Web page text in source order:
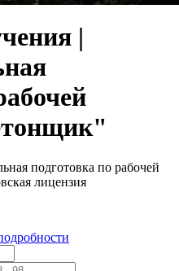
|
подготовка по рабочей
лицензия